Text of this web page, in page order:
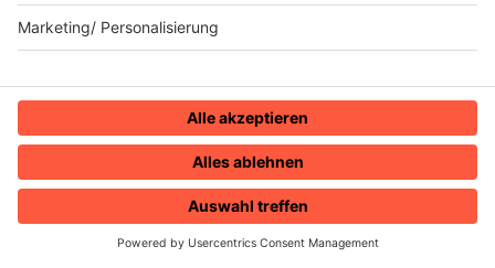
HOME RADIOS MENÜ
The Story / 80s80s
The Story / Loveparade
The Story / George Michael
The Story / Depeche Mode
Radios